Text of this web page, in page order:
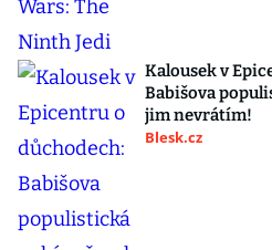
Kalousek v
Babišova
jim nevrátím!
Blesk.cz